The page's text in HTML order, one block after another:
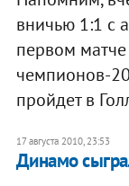
вничью 1:1 с
первом
чемпионов-
пройдет в
17 августа 2010, 23:53
Динамо